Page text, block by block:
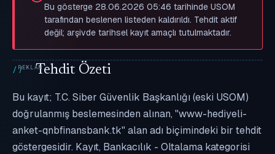
Bu gösterge 28.06.2026 05:46 tarihinde USOM
tarafından beslenen listeden kaldırıldı. Tehdit aktif
değil; arşivde tarihsel kayıt amaçlı tutulmaktadır.
Tehdit Özeti
Bu kayıt; T.C. Siber Güvenlik Başkanlığı (eski USOM)
doğrulanmış beslemesinden alınan, "www-hediyeli-
anket-qnbfinansbank.tk" alan adı biçimindeki bir tehdit
göstergesidir. Kayıt, Bankacılık - Oltalama kategorisi